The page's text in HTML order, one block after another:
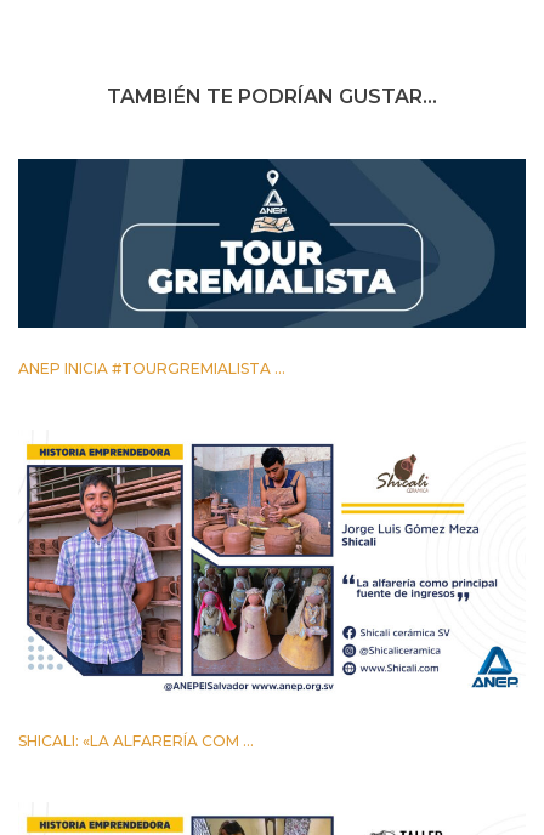
TAMBIÉN TE PODRÍAN GUSTAR...
ANEP INICIA #TOURGREMIALISTA ...
SHICALI: «LA ALFARERÍA COM ...